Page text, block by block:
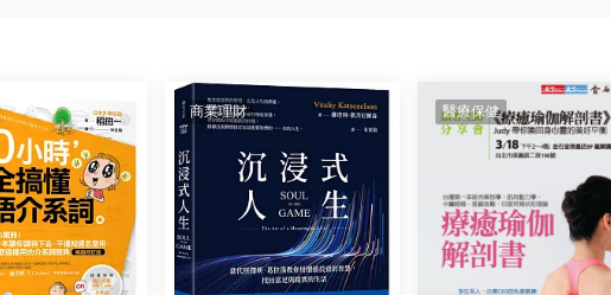
商業理財 醫療保健